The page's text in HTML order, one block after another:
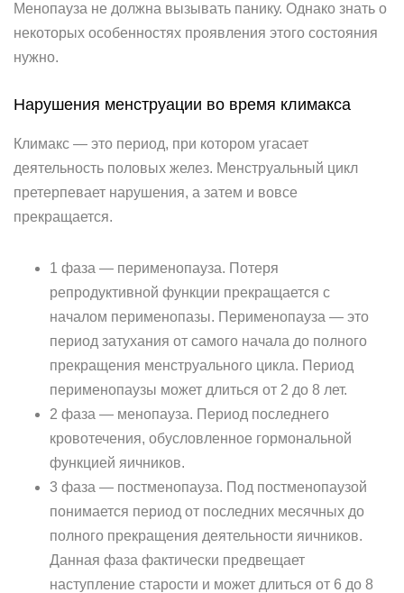
Менопауза не должна вызывать панику. Однако знать о
некоторых особенностях проявления этого состояния
нужно.
Нарушения менструации во время климакса
Климакс — это период, при котором угасает
деятельность половых желез. Менструальный цикл
претерпевает нарушения, а затем и вовсе
прекращается.
1 фаза — перименопауза. Потеря
репродуктивной функции прекращается с
началом перименопазы. Перименопауза — это
период затухания от самого начала до полного
прекращения менструального цикла. Период
перименопаузы может длиться от 2 до 8 лет.
2 фаза — менопауза. Период последнего
кровотечения, обусловленное гормональной
функцией яичников.
3 фаза — постменопауза. Под постменопаузой
понимается период от последних месячных до
полного прекращения деятельности яичников.
Данная фаза фактически предвещает
наступление старости и может длиться от 6 до 8